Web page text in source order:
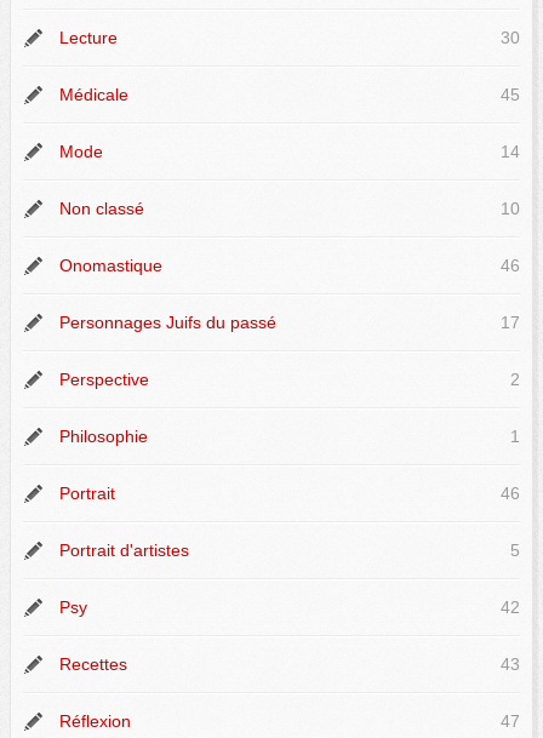
Lecture 30
Médicale 45
Mode 14
Non classé 10
Onomastique 46
Personnages Juifs du passé 17
Perspective 2
Philosophie 1
Portrait 46
Portrait d'artistes 5
Psy 42
Recettes 43
Réflexion 47